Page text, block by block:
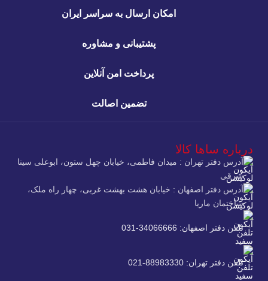
امکان ارسال به سراسر ایران
پشتیبانی و مشاوره
پرداخت امن آنلاین
تضمین اصالت
درباره ساها کالا
آدرس دفتر تهران : میدان فاطمی، خیابان چهل ستون، ابوعلی سینا
شرقی
آدرس دفتر اصفهان : خیابان هشت بهشت غربی، چهار راه ملک،
ساختمان ماریا
تلفن دفتر اصفهان: 34066666-031
تلفن دفتر تهران: 88983330-021